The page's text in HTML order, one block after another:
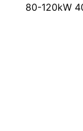
80-120kW